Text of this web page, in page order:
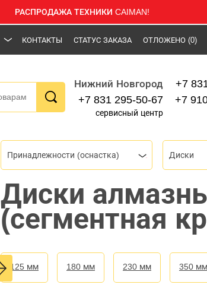
РАСПРОДАЖА ТЕХНИКИ CAIMAN!
КОНТАКТЫ СТАТУС ЗАКАЗА ОТЛОЖЕНО (0)
Нижний Новгород
+7 831 295-50-67
сервисный центр
+7
+7
Принадлежности (оснастка) Диски
Диски
(сегментная
125 мм 180 мм 230 мм 350 мм